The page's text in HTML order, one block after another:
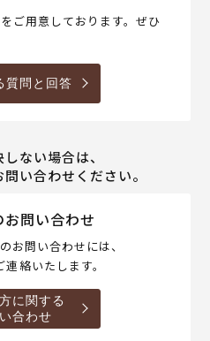
ご用意しております。ぜひ
質問と回答
ない場合は、
い合わせください。
お問い合わせ
お問い合わせには、
絡いたします。
に関する
合わせ